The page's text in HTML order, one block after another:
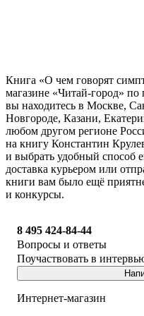
Книга «О чем говорят
магазине «Читай-город»
вы находитесь в Москве,
Новгороде, Казани,
любом другом регионе
на книгу Константин
и выбрать удобный способ
доставка курьером или
книги вам было ещё
и конкурсы.
8 495 424-84-44
Вопросы и ответы
Поучаствовать в
Интернет-магазин